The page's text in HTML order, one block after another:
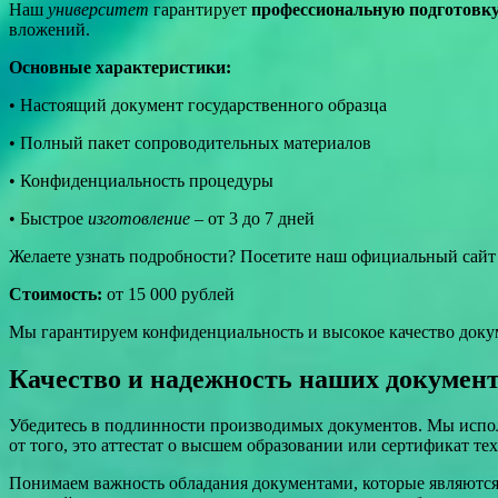
Наш университет гарантирует профессиональную
вложений.
Основные характеристики:
• Настоящий документ государственного образца
• Полный пакет сопроводительных материалов
• Конфиденциальность процедуры
• Быстрое изготовление – от 3 до 7 дней
Желаете узнать подробности? Посетите наш официальный
Стоимость: от 15 000 рублей
Мы гарантируем конфиденциальность и высокое качество
Качество и надежность наших
Убедитесь в подлинности производимых документов. Мы
от того, это аттестат о высшем образовании или сертификат
Понимаем важность обладания документами, которые